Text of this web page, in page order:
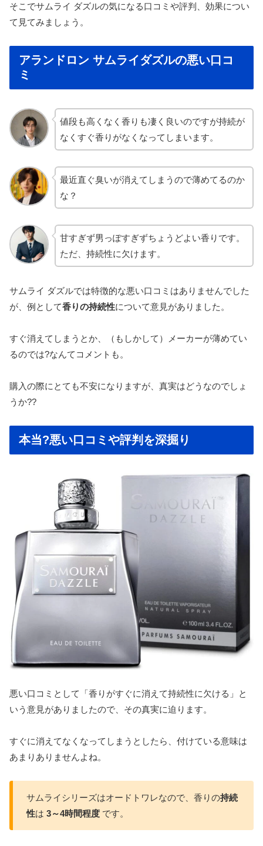
そこでサムライ ダズルの気になる口コミや評判、効果につい
て見てみましょう。
アランドロン サムライダズルの悪い口コ
ミ
値段も高くなく香りも凄く良いのですが持続が
なくすぐ香りがなくなってしまいます。
最近直ぐ臭いが消えてしまうので薄めてるのか
な？
甘すぎず男っぽすぎずちょうどよい香りです。
ただ、持続性に欠けます。
サムライ ダズルでは特徴的な悪い口コミはありませんでした
が、例として香りの持続性について意見がありました。
すぐ消えてしまうとか、（もしかして）メーカーが薄めてい
るのでは?なんてコメントも。
購入の際にとても不安になりますが、真実はどうなのでしょ
うか??
本当?悪い口コミや評判を深掘り
悪い口コミとして「香りがすぐに消えて持続性に欠ける」と
いう意見がありましたので、その真実に迫ります。
すぐに消えてなくなってしまうとしたら、付けている意味は
あまりありませんよね。
サムライシリーズはオードトワレなので、香りの持続
性は 3～4時間程度 です。